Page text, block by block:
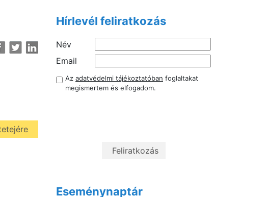
Hírlevél feliratkozás
Név
Email
Az adatvédelmi tájékoztatóban foglaltakat
megismertem és elfogadom.
Eseménynaptár